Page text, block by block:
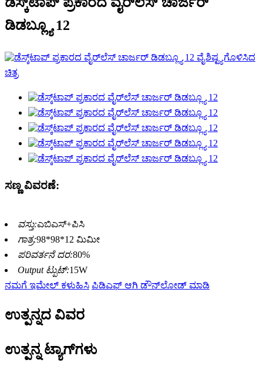
ಡಿಡಬ್ಲ್ಯೂ 12
ಸಣ್ಣ ವಿವರಣೆ:
ವಸ್ತು:ಎಬಿಎಸ್+ಪಿಸಿ
ಗಾತ್ರ:98*98*12 ಮಿಮೀ
ಪರಿವರ್ತನೆ ದರ:80%
Output ಟ್ಪುಟ್:15W
ನಮಗೆ ಇಮೇಲ್ ಕಳುಹಿಸಿ ಪಿಡಿಎಫ್ ಆಗಿ ಡೌನ್‌ಲೋಡ್ ಮಾಡಿ
ಉತ್ಪನ್ನದ ವಿವರ
ಉತ್ಪನ್ನ ಟ್ಯಾಗ್‌ಗಳು